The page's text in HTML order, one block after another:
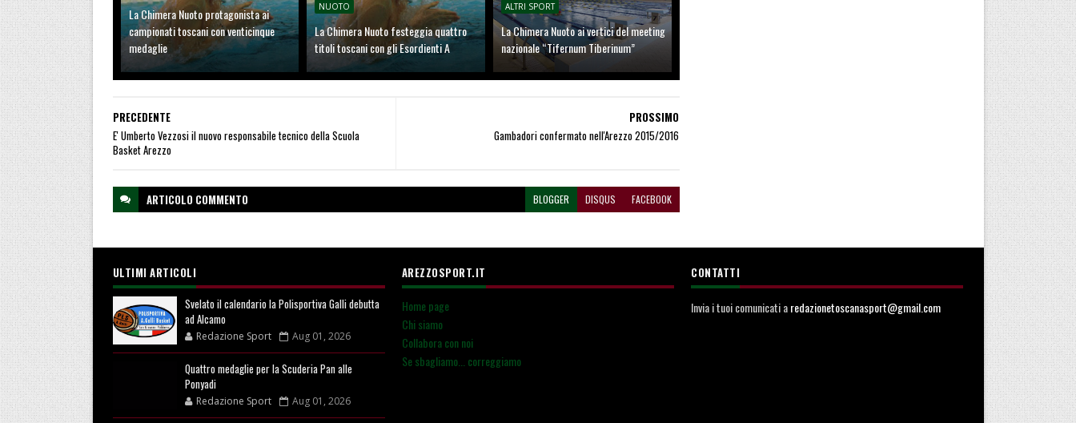
La Chimera Nuoto protagonista ai
campionati toscani con venticinque
medaglie
NUOTO
La Chimera Nuoto festeggia quattro
titoli toscani con gli Esordienti A
ALTRI SPORT
La Chimera Nuoto ai vertici del meeting
nazionale “Tifernum Tiberinum”
PROSSIMO
Gambadori confermato nell'Arezzo 2015/2016
PRECEDENTE
E' Umberto Vezzosi il nuovo responsabile tecnico della Scuola
Basket Arezzo
ARTICOLO COMMENTO BLOGGER DISQUS FACEBOOK
ULTIMI ARTICOLI
Svelato il calendario la Polisportiva Galli debutta
ad Alcamo
Redazione Sport Aug 01, 2026
Quattro medaglie per la Scuderia Pan alle
Ponyadi
Redazione Sport Aug 01, 2026
AREZZOSPORT.IT
Home page
Chi siamo
Collabora con noi
Se sbagliamo... correggiamo
CONTATTI
Invia i tuoi comunicati aredazionetoscanasport@gmail.com